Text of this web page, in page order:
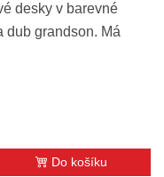
desky v barevné
dub grandson. Má
Do košíku